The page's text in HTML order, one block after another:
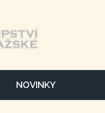
NOVINKY